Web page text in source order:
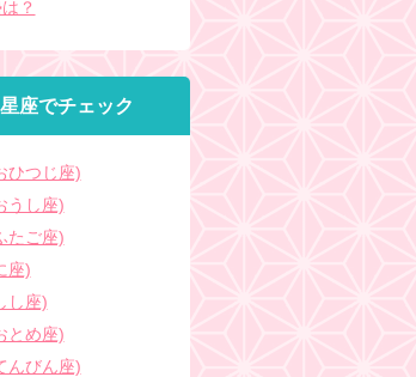
？
座でチェック
ひつじ座)
うし座)
たご座)
座)
し座)
とめ座)
んびん座)